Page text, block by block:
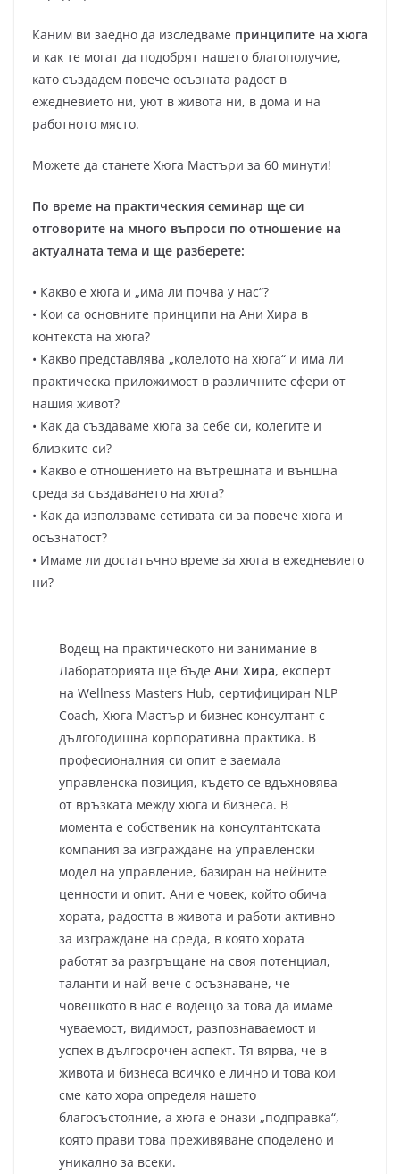
Каним ви заедно да изследваме принципите на хюга
и как те могат да подобрят нашето благополучие,
като създадем повече осъзната радост в
ежедневието ни, уют в живота ни, в дома и на
работното място.
Можете да станете Хюга Мастъри за 60 минути!
По време на практическия семинар ще си
отговорите на много въпроси по отношение на
актуалната тема и ще разберете:
• Какво е хюга и „има ли почва у нас“?
• Кои са основните принципи на Ани Хира в
контекста на хюга?
• Какво представлява „колелото на хюга“ и има ли
практическа приложимост в различните сфери от
нашия живот?
• Как да създаваме хюга за себе си, колегите и
близките си?
• Какво е отношението на вътрешната и външна
среда за създаването на хюга?
• Как да използваме сетивата си за повече хюга и
осъзнатост?
• Имаме ли достатъчно време за хюга в ежедневието
ни?
Водещ на практическото ни занимание в
Лабораторията ще бъдеАни Хира, експерт
на Wellness Masters Hub, сертифициран NLP
Coach, Хюга Мастър и бизнес консултант с
дългогодишна корпоративна практика. В
професионалния си опит е заемала
управленска позиция, където се вдъхновява
от връзката между хюга и бизнеса. В
момента е собственик на консултантската
компания за изграждане на управленски
модел на управление, базиран на нейните
ценности и опит. Ани е човек, който обича
хората, радостта в живота и работи активно
за изграждане на среда, в която хората
работят за разгръщане на своя потенциал,
таланти и най-вече с осъзнаване, че
човешкото в нас е водещо за това да имаме
чуваемост, видимост, разпознаваемост и
успех в дългосрочен аспект. Тя вярва, че в
живота и бизнеса всичко е лично и това кои
сме като хора определя нашето
благосъстояние, а хюга е онази „подправка“,
която прави това преживяване споделено и
уникално за всеки.